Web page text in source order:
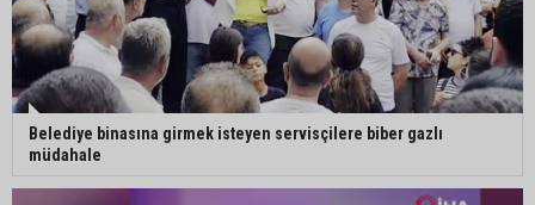
Uluslararası Adana Altın Koza Film Festivali’nde
Orhan Kemal Emek Ödülleri’nin sahipleri belli oldu
Adana’da trafikte testereyle saldırı iddiası:
Belediye binasına girmek isteyen servisçilere biber gazlı
müdahale